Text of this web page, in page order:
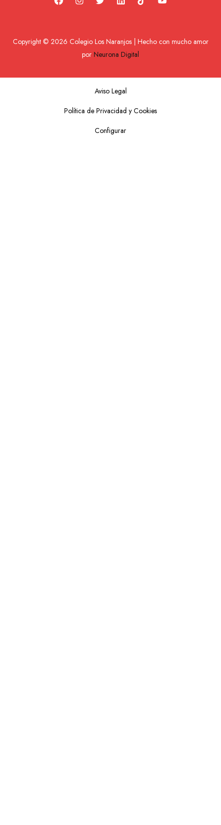
Copyright © 2026 Colegio Los Naranjos | Hecho con mucho amor
por Neurona Digital
Aviso Legal
Política de Privacidad y Cookies
Configurar